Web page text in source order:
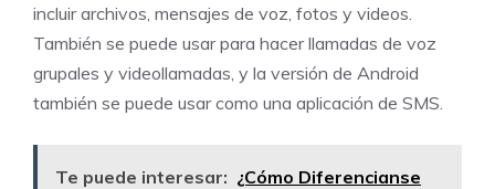
incluir archivos, mensajes de voz, fotos y videos.
También se puede usar para hacer llamadas de voz
grupales y videollamadas, y la versión de Android
también se puede usar como una aplicación de SMS.
Te puede interesar: ¿Cómo Diferencianse